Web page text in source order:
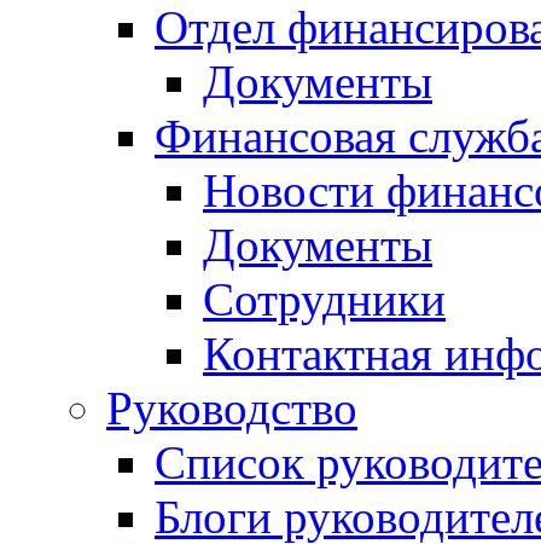
Отдел
Документы
Финансовая
Новости
Документы
Сотрудники
Контактная
Руководство
Список
Блоги